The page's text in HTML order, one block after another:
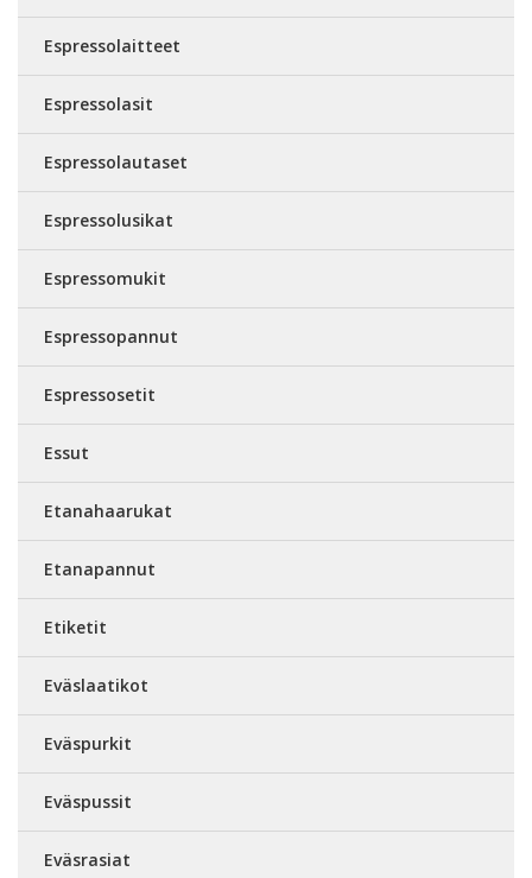
Espressolaitteet
Espressolasit
Espressolautaset
Espressolusikat
Espressomukit
Espressopannut
Espressosetit
Essut
Etanahaarukat
Etanapannut
Etiketit
Eväslaatikot
Eväspurkit
Eväspussit
Eväsrasiat